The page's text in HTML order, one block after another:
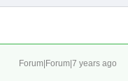
Forum|Forum|7 years ago